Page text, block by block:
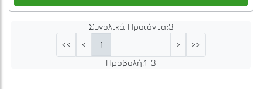
Συνολικά Προιόντα:3
<<
< 1 >
>>
Προβολή:1-3